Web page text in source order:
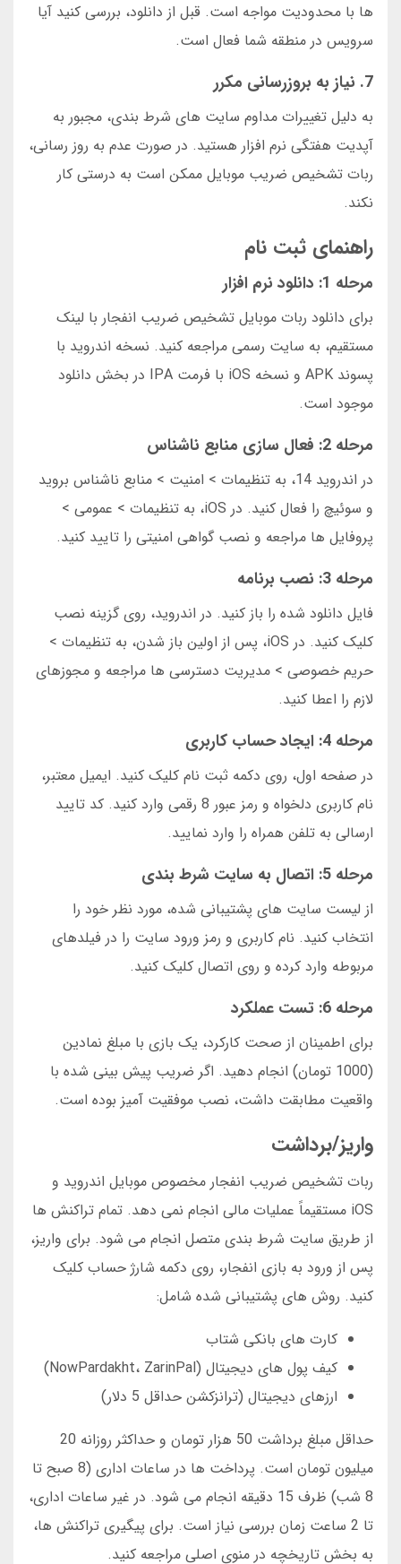
ها با محدودیت مواجه است. قبل از دانلود، بررسی کنید آیا
سرویس در منطقه شما فعال است.
7. نیاز به بروزرسانی مکرر
به دلیل تغییرات مداوم سایت های شرط بندی، مجبور به
آپدیت هفتگی نرم افزار هستید. در صورت عدم به روز رسانی،
ربات تشخیص ضریب موبایل ممکن است به درستی کار
نکند.
راهنمای ثبت نام
مرحله 1: دانلود نرم افزار
برای دانلود ربات موبایل تشخیص ضریب انفجار با لینک
مستقیم، به سایت رسمی مراجعه کنید. نسخه اندروید با
پسوند APK و نسخه iOS با فرمت IPA در بخش دانلود
موجود است.
مرحله 2: فعال سازی منابع ناشناس
در اندروید 14، به تنظیمات > امنیت > منابع ناشناس بروید
و سوئیچ را فعال کنید. در iOS، به تنظیمات > عمومی >
پروفایل ها مراجعه و نصب گواهی امنیتی را تایید کنید.
مرحله 3: نصب برنامه
فایل دانلود شده را باز کنید. در اندروید، روی گزینه نصب
کلیک کنید. در iOS، پس از اولین باز شدن، به تنظیمات >
حریم خصوصی > مدیریت دسترسی ها مراجعه و مجوزهای
لازم را اعطا کنید.
مرحله 4: ایجاد حساب کاربری
در صفحه اول، روی دکمه ثبت نام کلیک کنید. ایمیل معتبر،
نام کاربری دلخواه و رمز عبور 8 رقمی وارد کنید. کد تایید
ارسالی به تلفن همراه را وارد نمایید.
مرحله 5: اتصال به سایت شرط بندی
از لیست سایت های پشتیبانی شده، مورد نظر خود را
انتخاب کنید. نام کاربری و رمز ورود سایت را در فیلدهای
مربوطه وارد کرده و روی اتصال کلیک کنید.
مرحله 6: تست عملکرد
برای اطمینان از صحت کارکرد، یک بازی با مبلغ نمادین
(1000 تومان) انجام دهید. اگر ضریب پیش بینی شده با
واقعیت مطابقت داشت، نصب موفقیت آمیز بوده است.
واریز/برداشت
ربات تشخیص ضریب انفجار مخصوص موبایل اندروید و
iOS مستقیماً عملیات مالی انجام نمی دهد. تمام تراکنش ها
از طریق سایت شرط بندی متصل انجام می شود. برای واریز،
پس از ورود به بازی انفجار، روی دکمه شارژ حساب کلیک
کنید. روش های پشتیبانی شده شامل:
کارت های بانکی شتاب
کیف پول های دیجیتال (NowPardakht، ZarinPal)
ارزهای دیجیتال (ترانزکشن حداقل 5 دلار)
حداقل مبلغ برداشت 50 هزار تومان و حداکثر روزانه 20
میلیون تومان است. پرداخت ها در ساعات اداری (8 صبح تا
8 شب) ظرف 15 دقیقه انجام می شود. در غیر ساعات اداری،
تا 2 ساعت زمان بررسی نیاز است. برای پیگیری تراکنش ها،
به بخش تاریخچه در منوی اصلی مراجعه کنید.